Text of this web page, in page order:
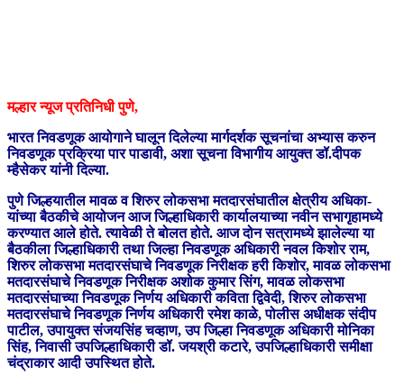
मल्हार न्यूज प्रतिनिधी पुणे,
भारत निवडणूक आयोगाने घालून दिलेल्या मार्गदर्शक सूचनांचा अभ्यास करुन
निवडणूक प्रक्रिया पार पाडावी, अशा सूचना विभागीय आयुक्त डॉ.दीपक
म्हैसेकर यांनी दिल्‍या.
पुणे जिल्हयातील मावळ व शिरुर लोकसभा मतदारसंघातील क्षेत्रीय अधिका-
यांच्‍या बैठकीचे आयोजन आज जिल्हाधिकारी कार्यालयाच्या नवीन सभागृहामध्ये
करण्यात आले होते. त्यावेळी ते बोलत होते. आज दोन सत्रामध्ये झालेल्या या
बैठकीला जिल्हाधिकारी तथा जिल्‍हा निवडणूक अधिकारी नवल किशोर राम,
शिरुर लोकसभा मतदारसंघाचे निवडणूक निरीक्षक हरी किशोर, मावळ लोकसभा
मतदारसंघाचे निवडणूक निरीक्षक अशोक कुमार सिंग, मावळ लोकसभा
मतदारसंघाच्या निवडणूक निर्णय अधिकारी कविता द्विवेदी, शिरुर लोकसभा
मतदारसंघाचे निवडणूक निर्णय अधिकारी रमेश काळे, पोलीस अधीक्षक संदीप
पाटील, उपायुक्त संजयसिंह चव्हाण, उप जिल्हा निवडणूक अधिकारी मोनिका
सिंह, निवासी उपजिल्हाधिकारी डॉ. जयश्री कटारे, उपजिल्हाधिकारी समीक्षा
चंद्राकार आदी उपस्थित होते.